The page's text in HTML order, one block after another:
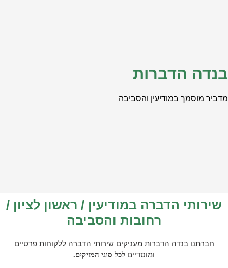
הדברות
במודיעין והסביבה
הדברה במודיעין / ראשון לציון /
רחובות והסביבה
בנדה הדברות מעניקים שירותי הדברה ללקוחות פרטיים
כל סוגי המזיקים.